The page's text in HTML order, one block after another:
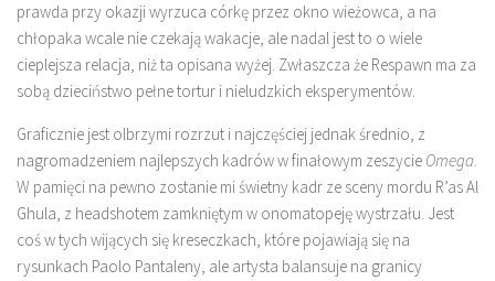
prawda przy okazji wyrzuca córkę przez okno wieżowca, a na
chłopaka wcale nie czekają wakacje, ale nadal jest to o wiele
cieplejsza relacja, niż ta opisana wyżej. Zwłaszcza że Respawn ma za
sobą dzieciństwo pełne tortur i nieludzkich eksperymentów.
Graficznie jest olbrzymi rozrzut i najczęściej jednak średnio, z
nagromadzeniem najlepszych kadrów w finałowym zeszycie Omega.
W pamięci na pewno zostanie mi świetny kadr ze sceny mordu R’as Al
Ghula, z headshotem zamkniętym w onomatopeję wystrzału. Jest
coś w tych wijących się kreseczkach, które pojawiają się na
rysunkach Paolo Pantaleny, ale artysta balansuje na granicy